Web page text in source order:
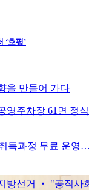
‘호평’
을 만들어 가다
영주차장 61면 정
득과정 무료 운영
방선거 ‧ "공직사